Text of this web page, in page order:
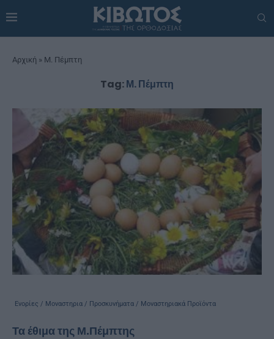
Αρχική » Μ. Πέμπτη
Tag:Μ. Πέμπτη
Ενορίες / Μοναστηρια / Προσκυνήματα / Μοναστηριακά Προϊόντα
Τα έθιμα της Μ.Πέμπτης